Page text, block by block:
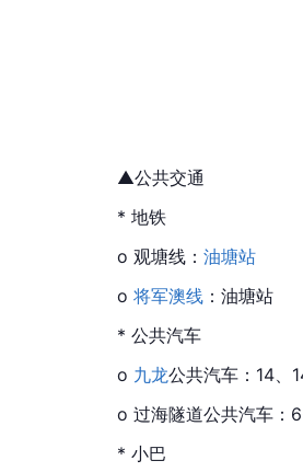
▲公共交通
* 地铁
o 观塘线： 油塘站
o 将军澳线 ：油塘站
* 公共汽车
o 九龙公共汽车：14、
o 过海隧道公共汽车：
* 小巴